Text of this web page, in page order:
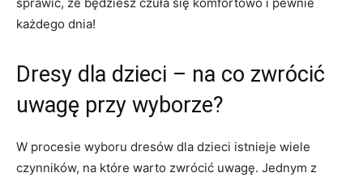
każdego dnia!
Dresy dla dzieci – na co zwrócić
‌uwagę przy wyborze?
W ​procesie ⁣wyboru dresów dla dzieci istnieje ​wiele
czynników,⁤ na które warto zwrócić uwagę.​ Jednym z